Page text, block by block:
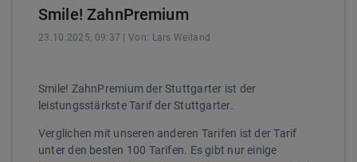
Smile! ZahnPremium
23.10.2025, 09:37 | Von: Lars Weiland
Smile! ZahnPremium der Stuttgarter ist der
leistungsstärkste Tarif der Stuttgarter.
Verglichen mit unseren anderen Tarifen ist der Tarif
unter den besten 100 Tarifen. Es gibt nur einige